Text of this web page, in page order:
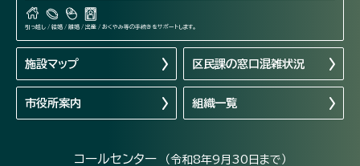
引っ越し / 結婚 / 離婚 / 出産 / おくやみ等の手続きをサポートします。
施設マップ 区民課の窓口混雑状況
市役所案内 組織一覧
コールセンター （令和8年9月30日まで）